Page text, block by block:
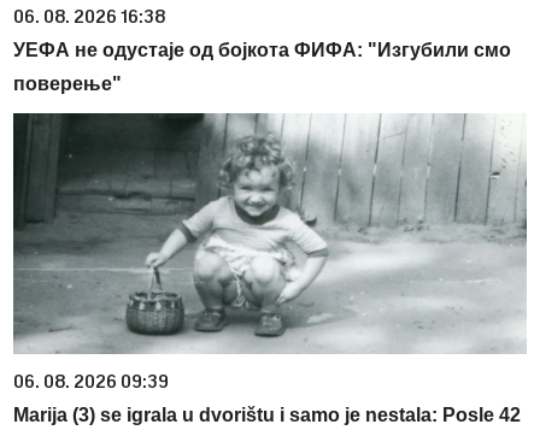
06. 08. 2026 16:38
УЕФА не одустаје од бојкота ФИФА: "Изгубили смо
поверење"
06. 08. 2026 09:39
Marija (3) se igrala u dvorištu i samo je nestala: Posle 42